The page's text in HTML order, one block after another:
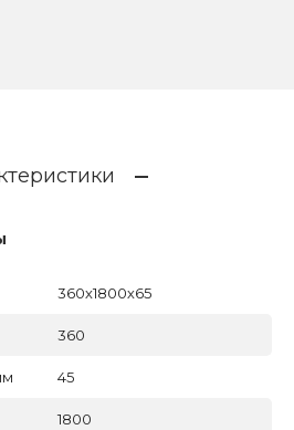
360х1800х65
360
45
1800